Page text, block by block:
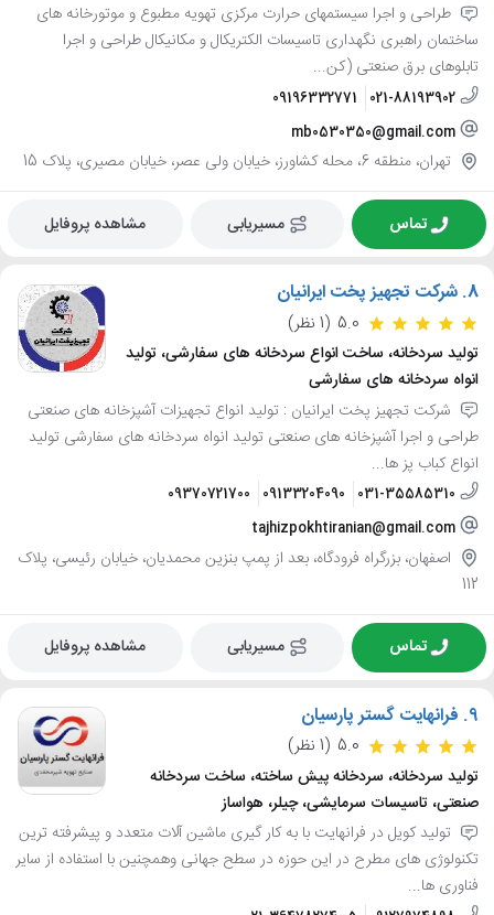
طراحی و اجرا سیستمهای حرارت مرکزی تهویه مطبوع و موتورخانه های
ساختمان راهبری نگهداری تاسیسات الکتریکال و مکانیکال طراحی و اجرا
تابلوهای برق صنعتی (کن...
021-88193902
09196332771
mb0530350@gmail.com
تهران، منطقه 6، محله کشاورز، خیابان ولی عصر، خیابان مصیری، پلاک 15
تماس مسیریابی مشاهده پروفایل
8. شرکت تجهیز پخت ایرانیان
5.0 (1 نظر)
تولید سردخانه، ساخت انواع سردخانه های سفارشی، تولید
انواه سردخانه های سفارشی
شرکت تجهیز پخت ایرانیان : تولید انواع تجهیزات آشپزخانه های صنعتی
طراحی و اجرا آشپزخانه های صنعتی تولید انواه سردخانه های سفارشی تولید
انواع کباب پز ها...
031-35585310
09133204090
09370721700
tajhizpokhtiranian@gmail.com
اصفهان، بزرگراه فرودگاه، بعد از پمپ بنزین محمدیان، خیابان رئیسی، پلاک
112
تماس مسیریابی مشاهده پروفایل
9. فرانهایت گستر پارسیان
5.0 (1 نظر)
تولید سردخانه، سردخانه پیش ساخته، ساخت سردخانه
صنعتی، تاسیسات سرمایشی، چیلر، هواساز
تولید کویل در فرانهایت با به کار گیری ماشین آلات متعدد و پیشرفته ترین
تکنولوژی های مطرح در این حوزه در سطح جهانی وهمچنین با استفاده از سایر
فناوری ها...